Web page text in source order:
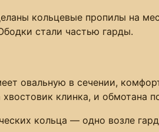
кольцевые пропилы на
стали частью гарды.
овальную в сечении,
клинка, и обмотана
кольца — одно возле